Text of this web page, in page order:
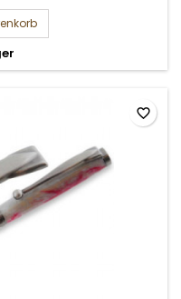
favorite_border